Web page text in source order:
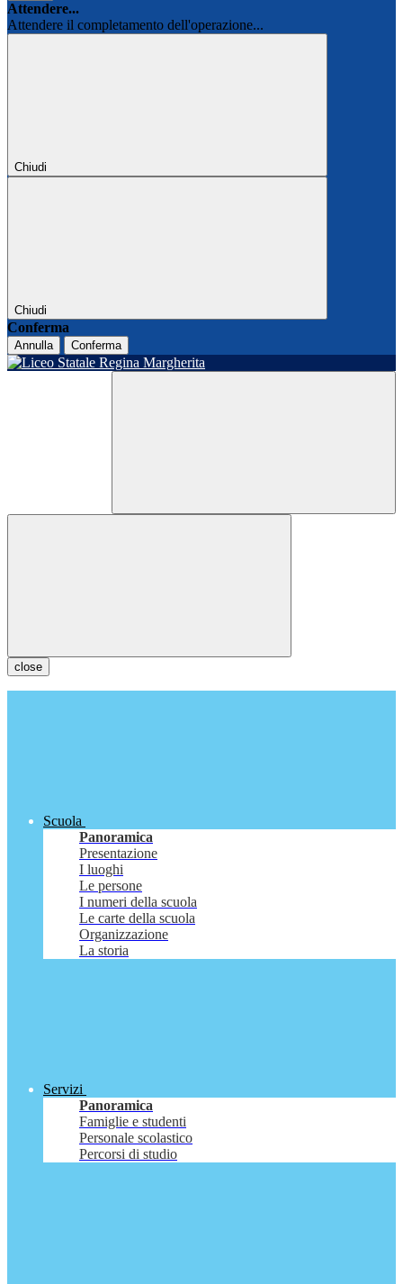
Attendere...
Attendere il completamento dell'operazione...
Chiudi
Chiudi
Conferma
Annulla Conferma
close
Scuola
Panoramica
Presentazione
I luoghi
Le persone
I numeri della scuola
Le carte della scuola
Organizzazione
La storia
Servizi
Panoramica
Famiglie e studenti
Personale scolastico
Percorsi di studio